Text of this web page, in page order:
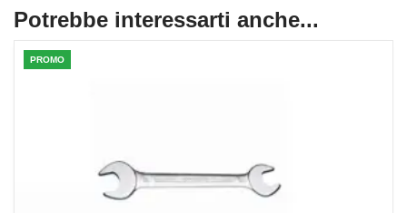
Potrebbe interessarti anche...
PROMO